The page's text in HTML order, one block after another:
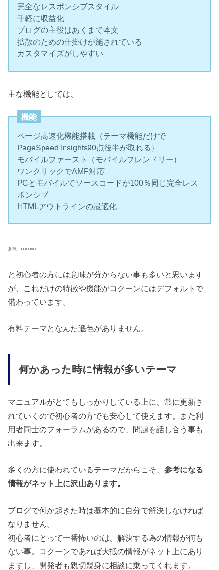
完全なレスポンシブスタイル
手軽に収益化
ブログの主役はあくまで本文
拡散のための仕掛けが施されている
カスタマイズがしやすい
主な機能としては、
機能
ページ高速化機能搭載（テーマ機能だけで
PageSpeed Insights90点後半が取れる）
モバイルファースト（モバイルフレンドリー）
ワンクリックでAMP対応
PCとモバイルでソースコードが100％同じ完全レス
ポンシブ
HTMLアウトラインの最適化
参照：cocoon
と初心者の方には意味が分からない事も多いと思います
が、これだけの特徴や機能がコクーンにはデフォルトで
備わっています。
有料テーマとなんた遜色がありません。
何かあった時に情報が多いテーマ
マニュアルがとてもしっかりしている上に、常に更新さ
れていくので初心者の方でも安心して使えます。また利
用者同士のフォーラムがあるので、問題を話し合う事も
出来ます。
多くの方に使われているテーマだからこそ、参考になる
情報がネット上に沢山あります。
ブログで何か起きた時は基本的に自分で解決しなければ
なりません。
初心者にとって一番怖いのは、解決する為の情報が何も
ない事。コクーンであれば大抵の情報がネット上にあり
ますし、開発者も親切親身に相談に乗ってくれます。